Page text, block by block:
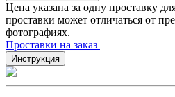
Цена указана за одну проставку
проставки может отличаться от
фотографиях.
Проставки на заказ
Инструкция